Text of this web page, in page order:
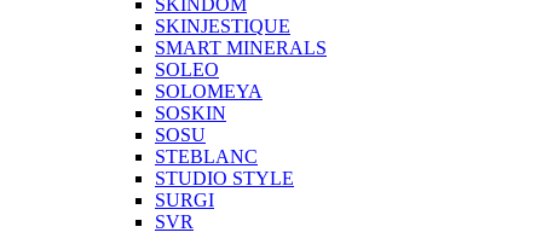
SKINDOM
SKINJESTIQUE
SMART MINERALS
SOLEO
SOLOMEYA
SOSKIN
SOSU
STEBLANC
STUDIO STYLE
SURGI
SVR